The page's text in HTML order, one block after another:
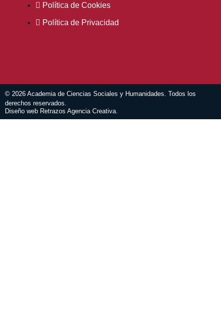
Política de Cookies
Política de Privacidad
© 2026 Academia de Ciencias Sociales y Humanidades. Todos los
derechos reservados.
Diseño web Retrazos Agencia Creativa.